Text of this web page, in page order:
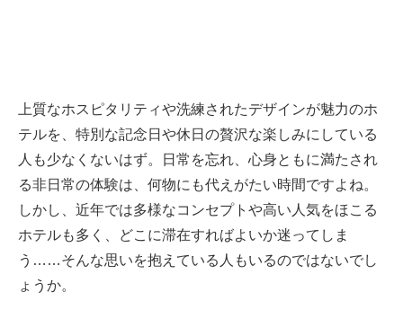
上質なホスピタリティや洗練されたデザインが魅力のホ
テルを、特別な記念日や休日の贅沢な楽しみにしている
人も少なくないはず。日常を忘れ、心身ともに満たされ
る非日常の体験は、何物にも代えがたい時間ですよね。
しかし、近年では多様なコンセプトや高い人気をほこる
ホテルも多く、どこに滞在すればよいか迷ってしま
う……そんな思いを抱えている人もいるのではないでし
ょうか。